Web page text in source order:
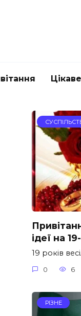
Цікаве
ідеї на
19 років
0 6
РІЗНЕ